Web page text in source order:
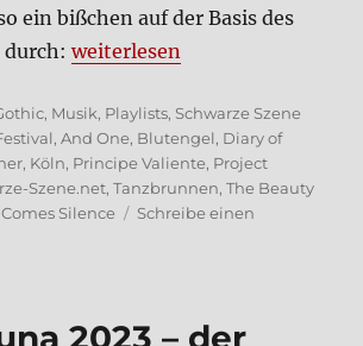
ein biß­chen auf der Basis des
durch:„Amphi! Wir, also, na ja,
wei­ter­le­sen
, Musik, Playlists, Schwarze Szene
,And One, Blutengel, Diary of
, Köln, Principe Valiente, Project
Szene.net,Tanzbrunnen,The Beauty
Silence
Schreibe einen
2023 – der